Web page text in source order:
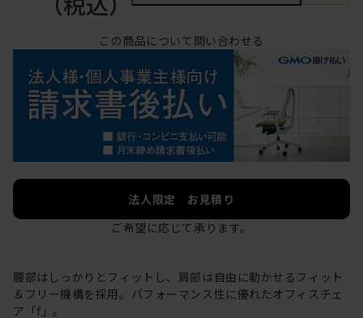
この商品について問い合わせる
法人限定 お見積り
ご希望に応じて承ります。
腰部はしっかりとフィットし、肩部は自由に動かせるフィット
＆フリー機構を採用。パフォーマンス性に優れたオフィスチェ
ア「f」。